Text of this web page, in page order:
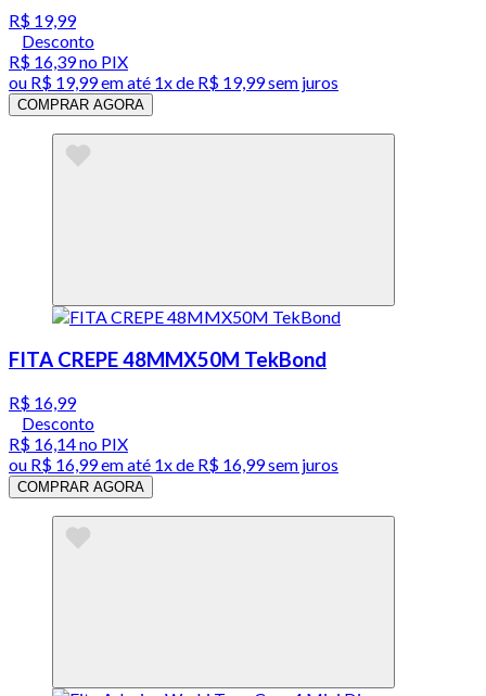
R$ 19,99
Desconto
R$ 16,39no PIX
ou R$ 19,99em até 1x de R$ 19,99sem juros
COMPRAR AGORA
FITA CREPE 48MMX50M TekBond
R$ 16,99
Desconto
R$ 16,14no PIX
ou R$ 16,99em até 1x de R$ 16,99sem juros
COMPRAR AGORA